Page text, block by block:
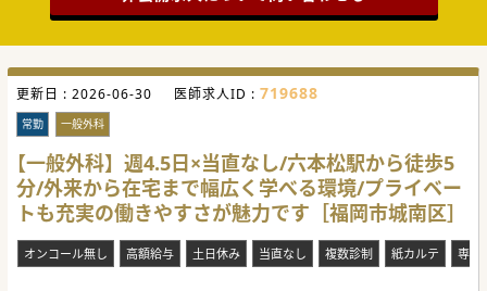
更新日 : 2026-06-30 医師求人ID : 719688
常勤 一般外科
【一般外科】週4.5日×当直なし/六本松駅から徒歩5
分/外来から在宅まで幅広く学べる環境/プライベー
トも充実の働きやすさが魅力です［福岡市城南区］
オンコール無し 高額給与 土日休み 当直なし 複数診制 紙カルテ 専門